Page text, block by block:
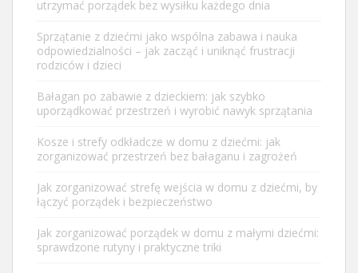
utrzymać porządek bez wysiłku każdego dnia
Sprzątanie z dziećmi jako wspólna zabawa i nauka
odpowiedzialności – jak zacząć i uniknąć frustracji
rodziców i dzieci
Bałagan po zabawie z dzieckiem: jak szybko
uporządkować przestrzeń i wyrobić nawyk sprzątania
Kosze i strefy odkładcze w domu z dziećmi: jak
zorganizować przestrzeń bez bałaganu i zagrożeń
Jak zorganizować strefę wejścia w domu z dziećmi, by
łączyć porządek i bezpieczeństwo
Jak zorganizować porządek w domu z małymi dziećmi:
sprawdzone rutyny i praktyczne triki